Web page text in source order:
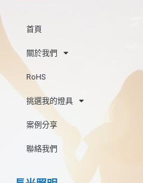
首頁
關於我們
RoHS
挑選我的燈具
案例分享
聯絡我們